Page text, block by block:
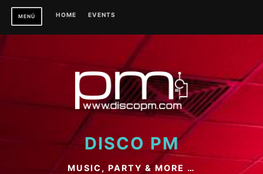
Zum
InhaltMENÜ HOME EVENTS
DISCO PM
MUSIC, PARTY & MORE …